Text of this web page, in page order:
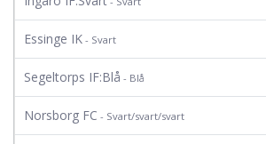
Essinge IK - Svart
Segeltorps IF:Blå - Blå
Norsborg FC - Svart/svart/svart